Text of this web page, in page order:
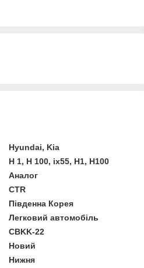
Hyundai, Kia
H 1, H 100, ix55, H1, H100
Аналог
CTR
Південна Корея
Легковий автомобіль
CBKK-22
Новий
Нижня